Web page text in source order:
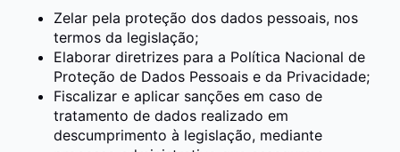
Zelar pela proteção dos dados pessoais, nos
termos da legislação;
Elaborar diretrizes para a Política Nacional de
Proteção de Dados Pessoais e da Privacidade;
Fiscalizar e aplicar sanções em caso de
tratamento de dados realizado em
descumprimento à legislação, mediante